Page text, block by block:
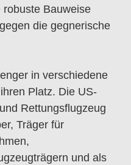
Bauweise
die gegnerische
in verschiedene
Platz. Die US-
Rettungsflugzeug
Träger für
und als